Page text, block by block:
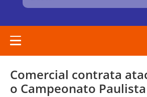
Comercial contrata
o Campeonato Paulista